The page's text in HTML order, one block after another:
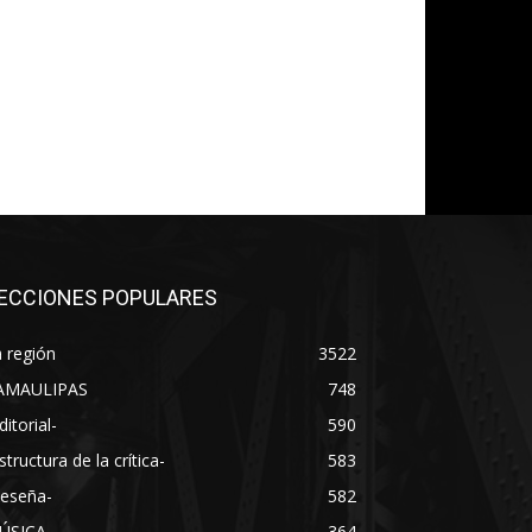
POPULARES
región
3522
748
590
de la crítica-
583
582